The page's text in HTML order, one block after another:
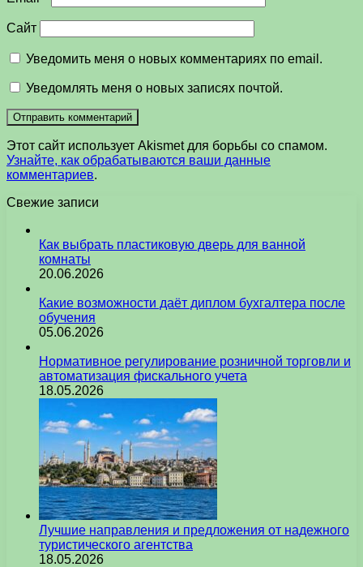
Сайт
Уведомить меня о новых комментариях по email.
Уведомлять меня о новых записях почтой.
Этот сайт использует Akismet для борьбы со спамом.
Узнайте, как обрабатываются ваши данные
комментариев.
Свежие записи
Как выбрать пластиковую дверь для ванной
комнаты
20.06.2026
Какие возможности даёт диплом бухгалтера после
обучения
05.06.2026
Нормативное регулирование розничной торговли и
автоматизация фискального учета
18.05.2026
Лучшие направления и предложения от надежного
туристического агентства
18.05.2026